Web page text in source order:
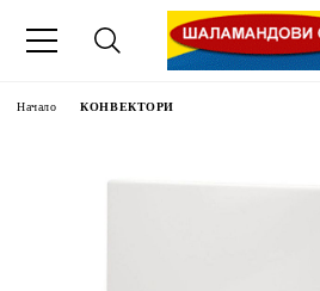
Начало КОНВЕКТОРИ